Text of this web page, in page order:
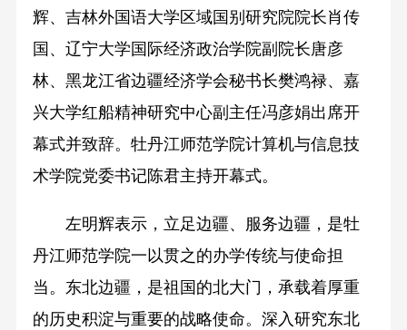
辉、吉林外国语大学区域国别研究院院长肖传
国、辽宁大学国际经济政治学院副院长唐彦
林、黑龙江省边疆经济学会秘书长樊鸿禄、嘉
兴大学红船精神研究中心副主任冯彦娟出席开
幕式并致辞。牡丹江师范学院计算机与信息技
术学院党委书记陈君主持开幕式。
左明辉表示，立足边疆、服务边疆，是牡
丹江师范学院一以贯之的办学传统与使命担
当。东北边疆，是祖国的北大门，承载着厚重
的历史积淀与重要的战略使命。深入研究东北